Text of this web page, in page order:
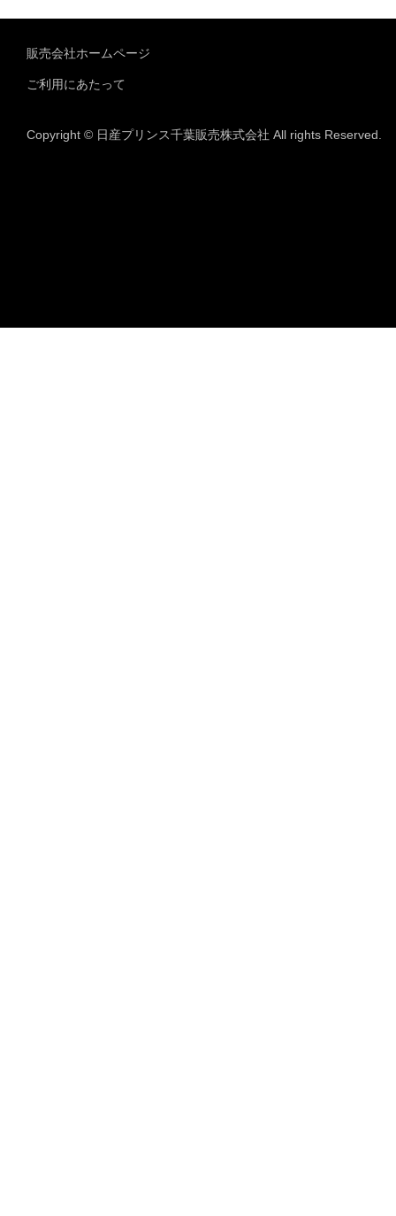
販売会社ホームページ
ご利用にあたって
Copyright © 日産プリンス千葉販売株式会社 All rights Reserved.